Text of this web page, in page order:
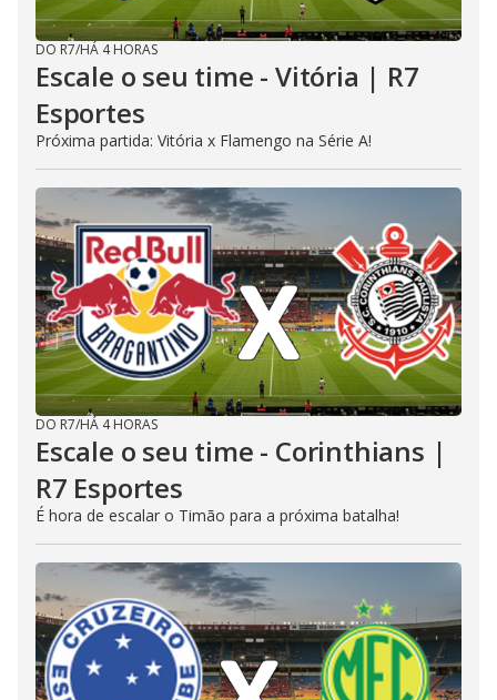
DO R7/HÁ 4 HORAS
Escale o seu time - Vitória | R7
Esportes
Próxima partida: Vitória x Flamengo na Série A!
DO R7/HÁ 4 HORAS
Escale o seu time - Corinthians |
R7 Esportes
É hora de escalar o Timão para a próxima batalha!